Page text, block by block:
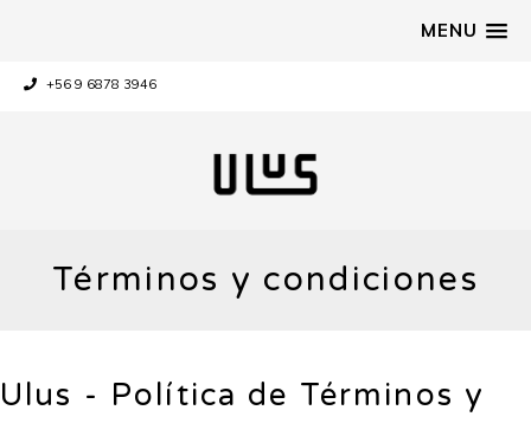
MENU
+56 9 6878 3946
Términos y condiciones
Ulus - Política de Términos y